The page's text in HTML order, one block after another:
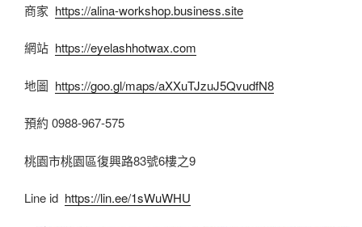
商家 https://alina-workshop.business.site
網站 https://eyelashhotwax.com
地圖 https://goo.gl/maps/aXXuTJzuJ5QvudfN8
預約 0988-967-575
桃園市桃園區復興路83號6樓之9
Line id https://lin.ee/1sWuWHU